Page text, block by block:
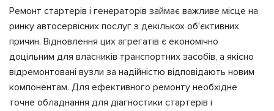
Ремонт стартерів і генераторів займає важливе місце на
ринку автосервісних послуг з декількох об'єктивних
причин. Відновлення цих агрегатів є економічно
доцільним для власників транспортних засобів, а якісно
відремонтовані вузли за надійністю відповідають новим
компонентам. Для ефективного ремонту необхідне
точне обладнання для діагностики стартерів і